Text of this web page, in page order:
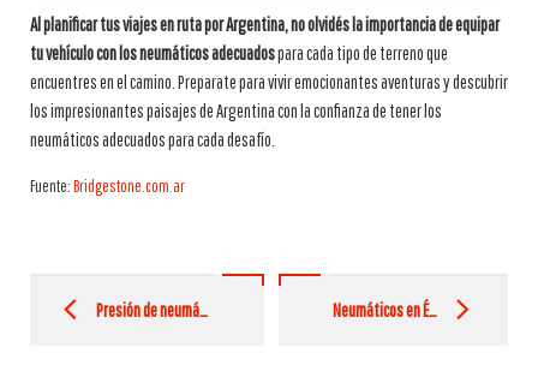
Al planificar tus viajes en ruta por Argentina, no olvidés la importancia de equipar
tu vehículo con los neumáticos adecuadospara cada tipo de terreno que
encuentres en el camino. Preparate para vivir emocionantes aventuras y descubrir
los impresionantes paisajes de Argentina con la confianza de tener los
neumáticos adecuados para cada desafío.
Fuente:Bridgestone.com.ar
navigation
Presión de neumáticos adecuada para tu auto Neumáticos en Época de Lluvias: Funcionamiento y Cuidado